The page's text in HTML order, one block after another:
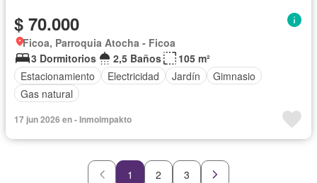
$ 70.000
Ficoa, Parroquia Atocha - Ficoa
3 Dormitorios
2,5 Baños
105 m²
Estacionamiento
Electricidad Jardín
Gimnasio
Gas natural
17 jun 2026 en - Inmoimpakto
1 2 3